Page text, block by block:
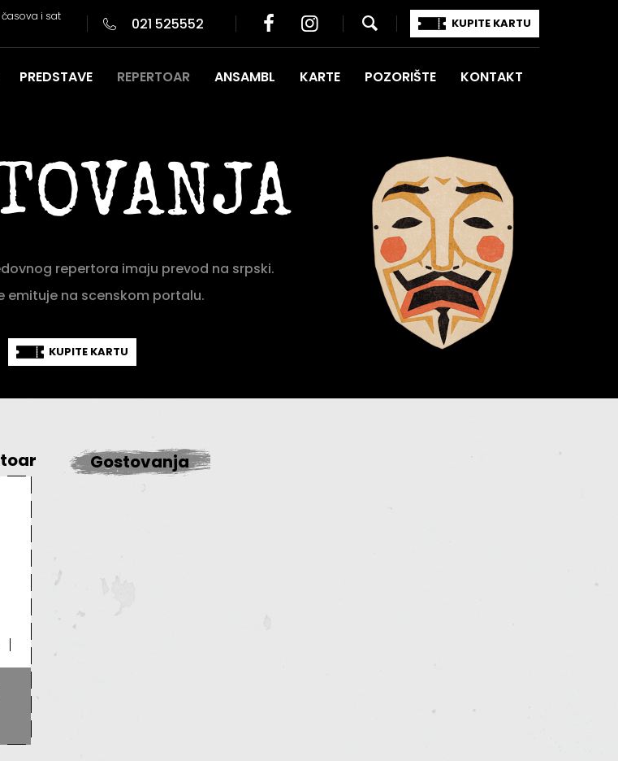
časova i sat
021 525552 KUPITE KARTU
PREDSTAVE REPERTOAR ANSAMBL KARTE POZORIŠTE KONTAKT
repertora imaju prevod na srpski.
emituje na scenskom portalu.
KUPITE KARTU
Gostovanja